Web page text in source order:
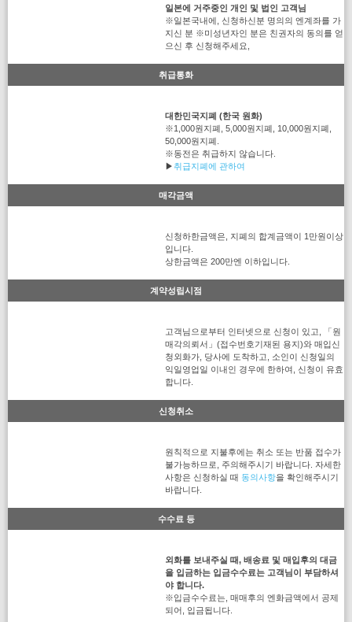
일본에 거주중인 개인 및 법인 고객님
※일본국내에, 신청하신분 명의의 엔계좌를 가
지신 분 ※미성년자인 분은 친권자의 동의를 얻
으신 후 신청해주세요,
취급통화
대한민국지폐 (한국 원화)
※1,000원지폐, 5,000원지폐, 10,000원지폐,
50,000원지폐.
※동전은 취급하지 않습니다.
▶취급지폐에 관하여
매각금액
신청하한금액은, 지폐의 합계금액이 1만원이상
입니다.
상한금액은 200만엔 이하입니다.
계약성립시점
고객님으로부터 인터넷으로 신청이 있고, 「원
매각의뢰서」(접수번호기재된 용지)와 매입신
청외화가, 당사에 도착하고, 소인이 신청일의
익일영업일 이내인 경우에 한하여, 신청이 유효
합니다.
신청취소
원칙적으로 지불후에는 취소 또는 반품 접수가
불가능하므로, 주의해주시기 바랍니다. 자세한
사항은 신청하실 때 동의사항을 확인해주시기
바랍니다.
수수료 등
외화를 보내주실 때, 배송료 및 매입후의 대금
을 입금하는 입금수수료는 고객님이 부담하셔
야 합니다.
※입금수수료는, 매매후의 엔화금액에서 공제
되어, 입금됩니다.